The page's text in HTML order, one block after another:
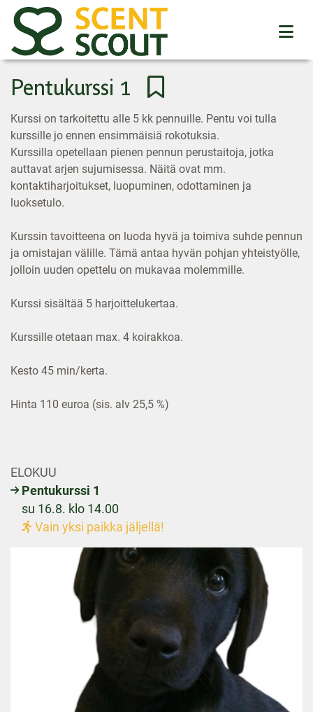
Pentukurssi 1
Kurssi on tarkoitettu alle 5 kk pennuille. Pentu voi tulla
kurssille jo ennen ensimmäisiä rokotuksia.
Kurssilla opetellaan pienen pennun perustaitoja, jotka
auttavat arjen sujumisessa. Näitä ovat mm.
kontaktiharjoitukset, luopuminen, odottaminen ja
luoksetulo.
Kurssin tavoitteena on luoda hyvä ja toimiva suhde pennun
ja omistajan välille. Tämä antaa hyvän pohjan yhteistyölle,
jolloin uuden opettelu on mukavaa molemmille.
Kurssi sisältää 5 harjoittelukertaa.
Kurssille otetaan max. 4 koirakkoa.
Kesto 45 min/kerta.
Hinta 110 euroa (sis. alv 25,5 %)
ELOKUU
Pentukurssi 1
su 16.8. klo 14.00
Vain yksi paikka jäljellä!